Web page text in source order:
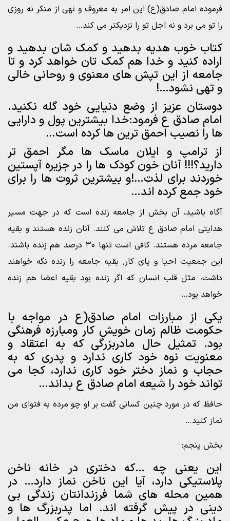
فرموده امام صادق(ع) این امر به معروف و نهی از منکر نه روزی
را تو می برد و نه اجل تو را نزدیکتر می کند…
کتاب خوب هدیه بدهید و کمک شان بدهید و
اراده کنید و خدا هم کمک تان خواهد کرد و تا
جامعه از این تپش های معنوی و روحانی خالی
و تهی نشود…!
دوستان عزیز از وضع دنیایی خود گله نکنید.
امام صادق ع فرمود:خدا بیشترین پول و دارایی
ها را نصیب احمق ترین ها کرده است…
از ترامپ و ایلان ماسک ها مگر احمق تر
دارید؟!!! آنان خون کودک ها را در جزیره آپستین
خوردند برای لذت…!و بیشترین ثروت ها را برای
خود جمع کرده اند…
آگاه باشید، آن بخش از جامعه زنده است که در جهت مسیر
هدایتی امام صادق ع تلاش می کنند. آنان زنده هستند و بقیه
جامعه مرده هستند. کافی است تنها ۳۰ درصد هم زنده باشند.
این جمعیت احیا و پای کار, بقیه جامعه را زنده نگه خواهند
داشت، مثل قلب انسان که اگر زنده بود بقیه اعضا هم زنده
خواهد بود…
یکی از مبارزات امام صادق(ع در مواجه با
حکومت ظالم زمان خویش کار و‌مبارزه فرهنگی
بود. تمثیل حال مادربزرگی که به اعتقاد و
معنویت نوه خود کاری ندارد و پدری که به
حجاب و‌ نماز دختر خود کاری ندارد، کجا می
تواند خود را شیعه امام صادق ع بداند…
حافظ که در مورد چنین کسانی گفت بر او چو مرده به فتوای من
نماز کنید…
بخش پنجم:
این یعنی چه …که دختری در خانه ناخن
پلاستیکی دارد، آیا این ناخن نماز دارد… در
همین محله های شما فرزندانتان زندگی بی
دینی در پیش گرفته اند. اما پدربزرگ ها و